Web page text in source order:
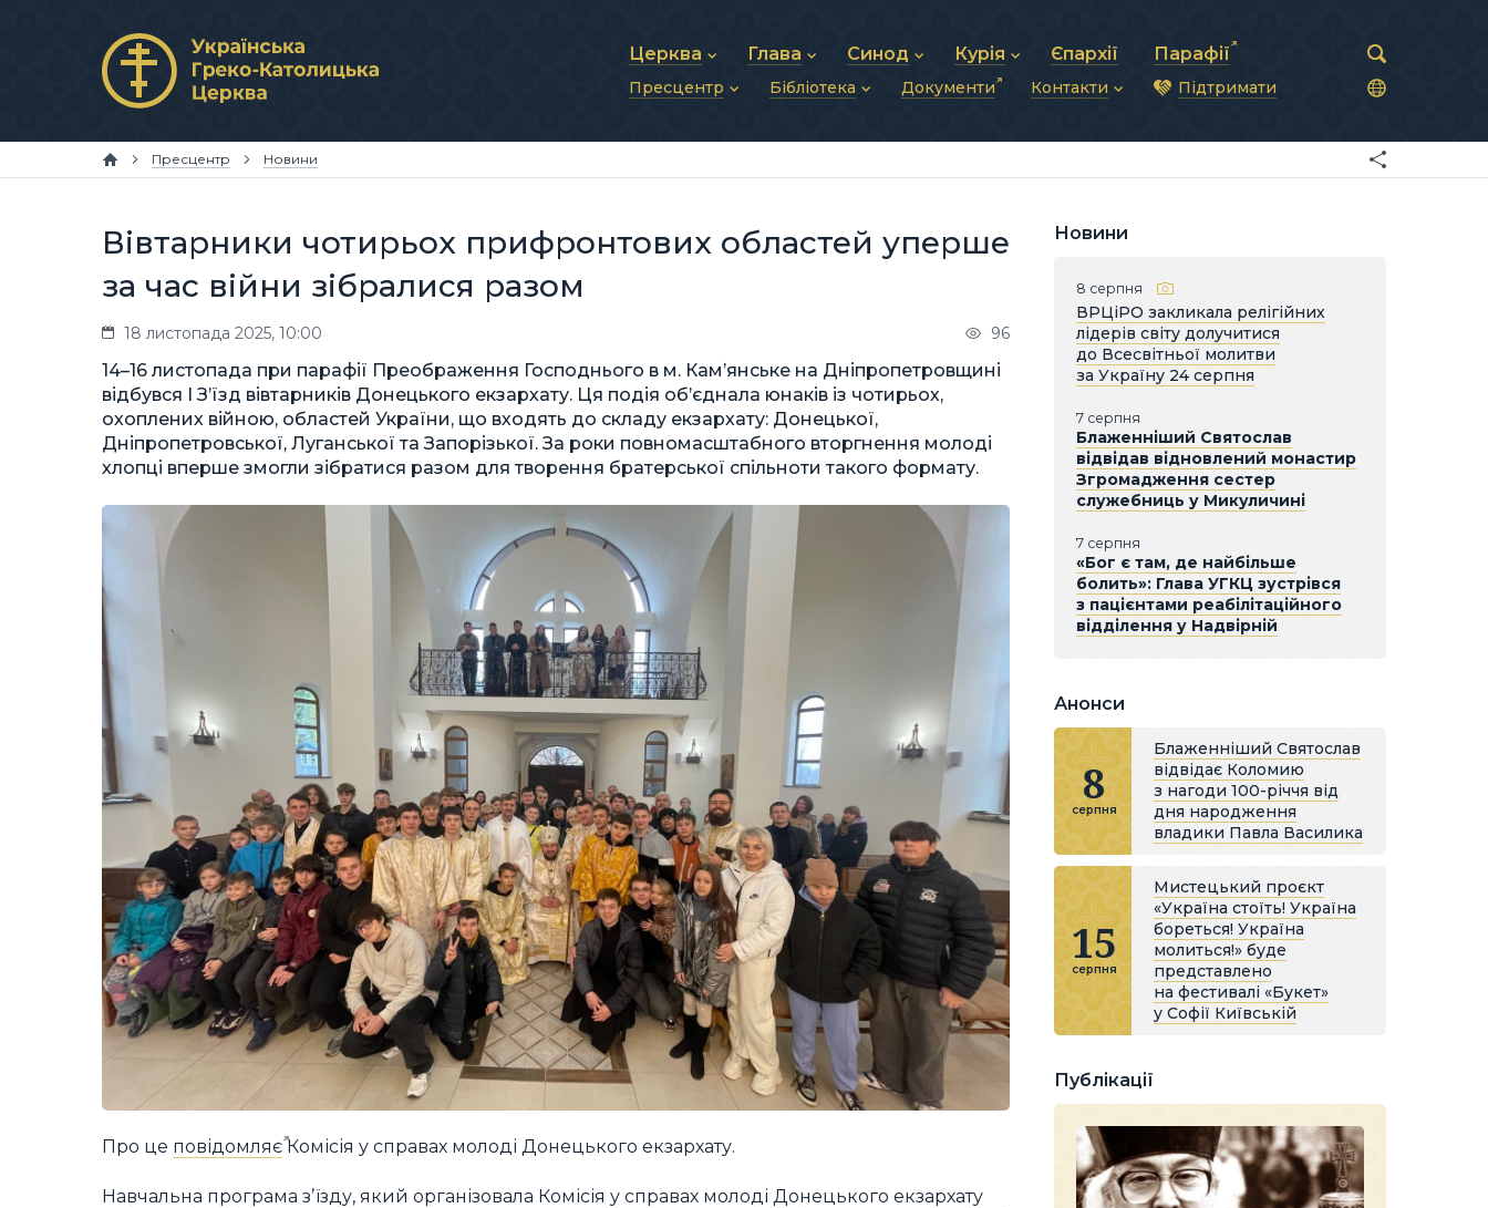
Церква
Про УГКЦ
Структура УГКЦ
Глава
Блаженніший Святослав
Фотографії
Синод
Синод Єпископів
Митрополичі Синоди
Курія
Душпастирська рада
Зв’язки та комунікації
Єпархії Парафії
Пресцентр
Публікації
Фото та відео
Бібліотека
Молитви
Документи Контакти
Синоди Єпископів
Патріарша курія
Підтримати
Пресцентр Новини
Вівтарники чотирьох прифронтових областей уперше
за час війни зібралися разом
18 листопада 2025, 10:00 96
14–16 листопада при парафії Преображення Господнього в м. Камʼянське на Дніпропетровщині
відбувся І Зʼїзд вівтарників Донецького екзархату. Ця подія об’єднала юнаків із чотирьох,
охоплених війною, областей України, що входять до складу екзархату: Донецької,
Дніпропетровської, Луганської та Запорізької. За роки повномасштабного вторгнення молоді
хлопці вперше змогли зібратися разом для творення братерської спільноти такого формату.
Про це повідомляєКомісія у справах молоді Донецького екзархату.
Навчальна програма зʼїзду, який організовала Комісія у справах молоді Донецького екзархату
Новини
8 серпня
ВРЦіРО закликала релігійних
лідерів світу долучитися
до Всесвітньої молитви
за Україну 24 серпня
7 серпня
Блаженніший Святослав
відвідав відновлений монастир
Згромадження сестер
служебниць у Микуличині
7 серпня
«Бог є там, де найбільше
болить»: Глава УГКЦ зустрівся
з пацієнтами реабілітаційного
відділення у Надвірній
Анонси
8
серпня
Блаженніший Святослав
відвідає Коломию
з нагоди 100-річчя від
дня народження
владики Павла Василика
15
серпня
Мистецький проєкт
«Україна стоїть! Україна
бореться! Україна
молиться!» буде
представлено
на фестивалі «Букет»
у Софії Київській
Публікації